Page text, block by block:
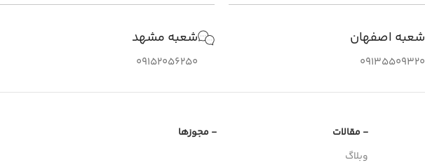
شعبه اصفهان
09135509320
شعبه مشهد
09152056250
- مقالات
وبلاگ
- مجوزها